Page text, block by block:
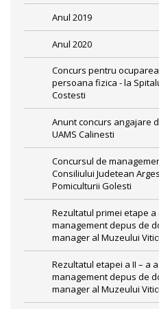
Anul 2019
Anul 2020
Concurs pentru
persoana fizica - la
Costesti
Anunt concurs angajare
UAMS Calinesti
Concursul de
Consiliului Judetean
Pomiculturii Golesti
Rezultatul primei etape
management depus de
manager al Muzeului
Rezultatul etapei a II – a
management depus de
manager al Muzeului